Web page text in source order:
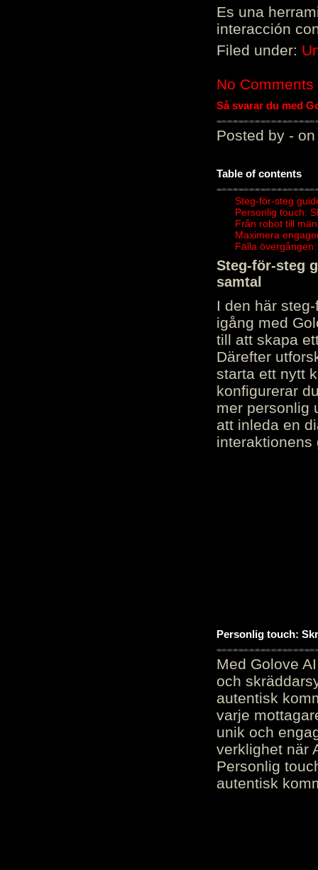
Es una
interacción
Filed under:
No Comments
Så svarar du med
Posted by - on
Table of contents
Steg-för-steg
Personlig touch:
Från robot till
Maximera
Fälla
Steg-för-steg
samtal
I den här
igång med
till att skapa
Därefter
starta ett nytt
konfigurerar
mer personlig
att inleda en
interaktionens
Personlig touch:
Med Golove
och
autentisk
varje
unik och
verklighet när
Personlig
autentisk